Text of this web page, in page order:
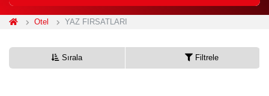
Otel YAZ FIRSATLARI
Sırala Filtrele